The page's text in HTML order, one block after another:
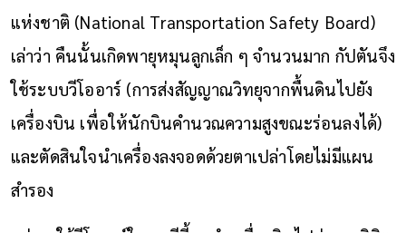
แห่งชาติ (National Transportation Safety Board)
เล่าว่า คืนนั้นเกิดพายุหมุนลูกเล็ก ๆ จำนวนมาก กัปตันจึง
ใช้ระบบวีโออาร์ (การส่งสัญญาณวิทยุจากพื้นดินไปยัง
เครื่องบิน เพื่อให้นักบินคำนวณความสูงขณะร่อนลงได้)
และตัดสินใจนำเครื่องลงจอดด้วยตาเปล่าโดยไม่มีแผน
สำรอง